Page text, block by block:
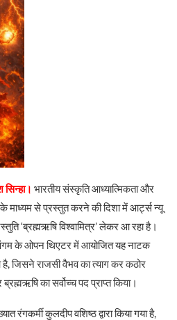
भारतीय संस्कृति आध्यात्मिकता और
के माध्यम से प्रस्तुत करने की दिशा में आर्ट्स न्यू
‘ब्रह्मऋषि विश्वामित्र’ लेकर आ रहा है।
संगम के ओपन थिएटर में आयोजित यह नाटक
जिसने राजसी वैभव का त्याग कर कठोर
का सर्वोच्च पद प्राप्त किया।
रंगकर्मी कुलदीप वशिष्ठ द्वारा किया गया है,